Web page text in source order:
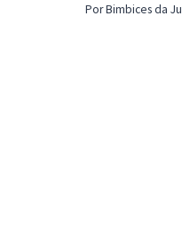
PorBimbices da Ju